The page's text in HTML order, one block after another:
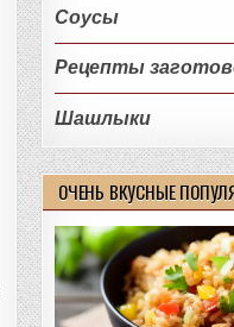
Соусы
Рецепты
Шашлыки
ОЧЕНЬ ВКУСНЫЕ